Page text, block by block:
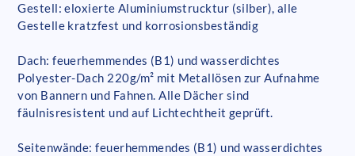
Gestell: eloxierte Aluminiumstrucktur (silber), alle
Gestelle kratzfest und korrosionsbeständig
Dach: feuerhemmendes (B1) und wasserdichtes
Polyester-Dach 220g/m² mit Metallösen zur Aufnahme
von Bannern und Fahnen. Alle Dächer sind
fäulnisresistent und auf Lichtechtheit geprüft.
Seitenwände: feuerhemmendes (B1) und wasserdichtes